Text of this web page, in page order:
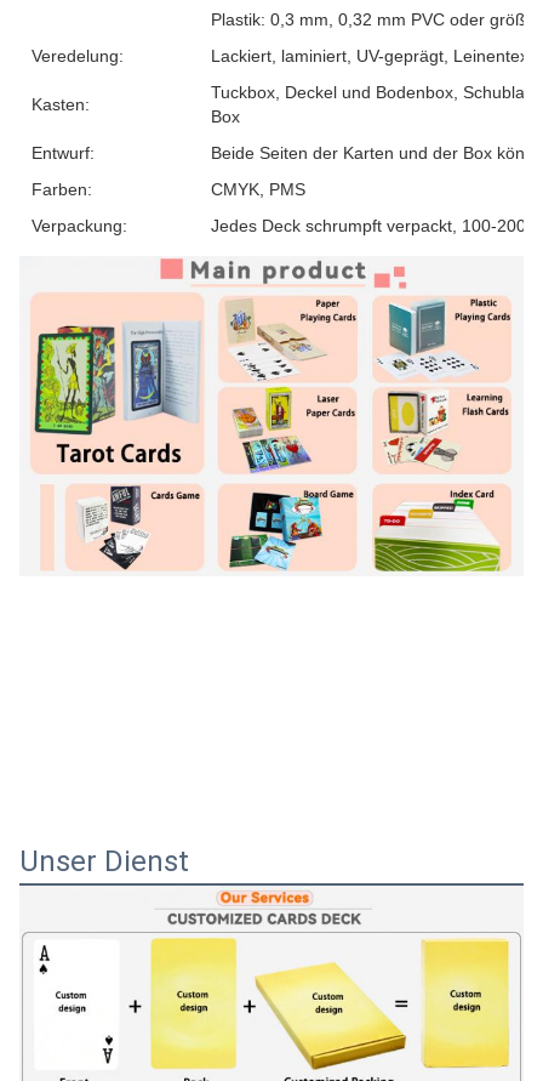
Plastik: 0,3 mm, 0,32 mm PVC oder größer
Veredelung:
Lackiert, laminiert, UV-geprägt,
Kasten:
Tuckbox, Deckel und Bodenbox,
Box
Entwurf:
Beide Seiten der Karten und der Box
Farben:
CMYK, PMS
Verpackung:
Jedes Deck schrumpft verpackt, 100-200
Unser Dienst